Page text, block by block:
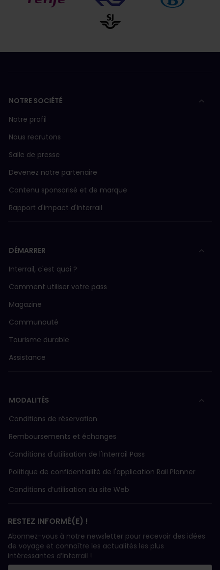
NOTRE SOCIÉTÉ
Notre profil
Nous recrutons
Salle de presse
Devenez notre partenaire
Contenu sponsorisé et de marque
Rapport d'impact d'Interrail
DÉMARRER
Interrail, c'est quoi ?
Comment utiliser votre pass
Magazine
Communauté
Tourisme durable
Assistance
MODALITÉS
Conditions de réservation
Remboursements et échanges
Conditions d'utilisation de l'Interrail Pass
Politique de confidentialité de l'application Rail Planner
Conditions d’utilisation du site Web
RESTEZ INFORMÉ(E) !
Abonnez-vous à notre newsletter pour recevoir des idées
de voyage et connaître les actualités les plus
intéressantes d’Interrail !